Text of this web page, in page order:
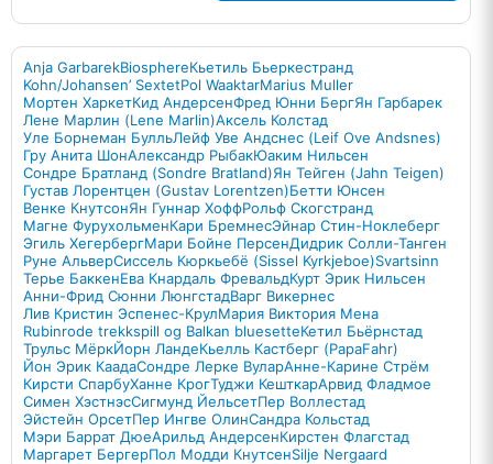
Anja GarbarekBiosphereКьетиль Бьеркестранд
Kohn/Johansen’ SextetPol WaaktarMarius Muller
Мортен ХаркетКид АндерсенФред Юнни БергЯн Гарбарек
Лене Марлин (Lene Marlin)Аксель Колстад
Уле Борнеман БулльЛейф Уве Андснес (Leif Ove Andsnes)
Гру Анита ШонАлександр РыбакЮаким Нильсен
Сондре Братланд (Sondre Bratland)Ян Тейген (Jahn Teigen)
Густав Лорентцен (Gustav Lorentzen)Бетти Юнсен
Венке КнутсонЯн Гуннар ХоффРольф Скогстранд
Магне ФурухольменКари БремнесЭйнар Стин-Ноклеберг
Эгиль ХегербергМари Бойне ПерсенДидрик Солли-Танген
Руне АльверСиссель Кюркьебё (Sissel Kyrkjeboe)Svartsinn
Терье БаккенЕва Кнардаль ФревальдКурт Эрик Нильсен
Анни-Фрид Сюнни ЛюнгстадВарг Викернес
Лив Кристин Эспенес-КрулМария Виктория Мена
Rubinrode trekkspill og Balkan bluesetteКетил Бьёрнстад
Трульс МёркЙорн ЛандеКьелль Кастберг (PapaFahr)
Йон Эрик КаадаСондре Лерке ВуларАнне-Карине Стрём
Кирсти СпарбуХанне КрогТуджи КешткарАрвид Фладмое
Симен ХэстнэсСигмунд ЙельсетПер Воллестад
Эйстейн ОрсетПер Ингве ОлинСандра Кольстад
Мэри Баррат ДюеАрильд АндерсенКирстен Флагстад
Маргарет БергерПол Модди КнутсенSilje Nergaard